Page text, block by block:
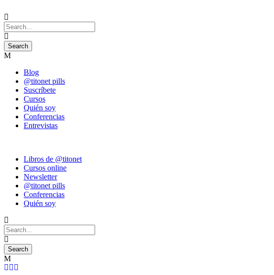
Blog
@titonet pills
Suscríbete
Cursos
Quién soy
Conferencias
Entrevistas
Libros de @titonet
Cursos online
Newsletter
@titonet pills
Conferencias
Quién soy